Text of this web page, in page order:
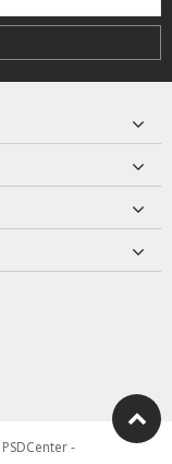
PSDCenter-